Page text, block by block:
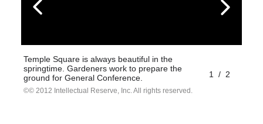
Temple Square is always beautiful in the
springtime. Gardeners work to prepare the
ground for General Conference.
© 2012 Intellectual Reserve, Inc. All rights reserved.
1 / 2